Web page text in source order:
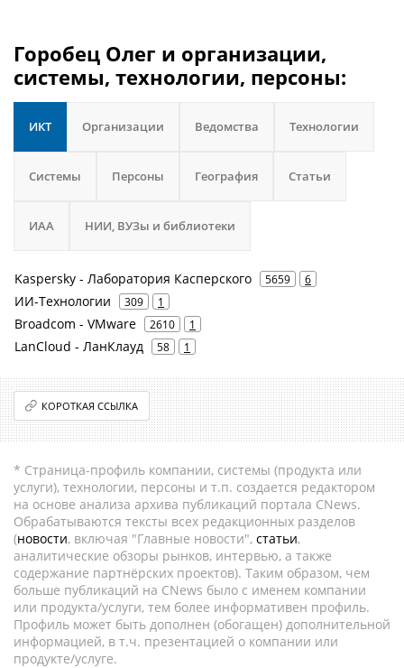
Горобец Олег и организации,
системы, технологии, персоны:
ИКТ Организации Ведомства Технологии
Системы Персоны География Статьи
ИАА НИИ, ВУЗы и библиотеки
Kaspersky - Лаборатория Касперского 5659 6
ИИ-Технологии 309 1
Broadcom - VMware 2610 1
LanCloud - ЛанКлауд 58 1
КОРОТКАЯ ССЫЛКА
* Страница-профиль компании, системы (продукта или
услуги), технологии, персоны и т.п. создается редактором
на основе анализа архива публикаций портала CNews.
Обрабатываются тексты всех редакционных разделов
(новости, включая "Главные новости", статьи,
аналитические обзоры рынков, интервью, а также
содержание партнёрских проектов). Таким образом, чем
больше публикаций на CNews было с именем компании
или продукта/услуги, тем более информативен профиль.
Профиль может быть дополнен (обогащен) дополнительной
информацией, в т.ч. презентацией о компании или
продукте/услуге.